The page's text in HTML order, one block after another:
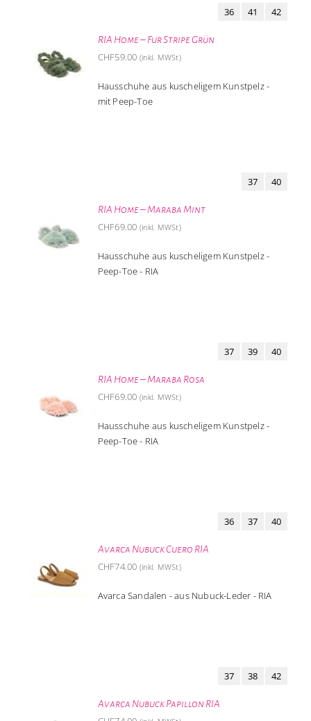
RIA Home – Fur Stripe Grün
36 41 42
CHF59.00 (inkl. MWSt)
Hausschuhe aus kuscheligem Kunstpelz -
mit Peep-Toe
RIA Home – Maraba Mint
37 40
CHF69.00 (inkl. MWSt)
Hausschuhe aus kuscheligem Kunstpelz -
Peep-Toe - RIA
RIA Home – Maraba Rosa
37 39 40
CHF69.00 (inkl. MWSt)
Hausschuhe aus kuscheligem Kunstpelz -
Peep-Toe - RIA
Avarca Nubuck Cuero RIA
36 37 40
CHF74.00 (inkl. MWSt)
Avarca Sandalen - aus Nubuck-Leder - RIA
Avarca Nubuck Papillon RIA
37 38 42